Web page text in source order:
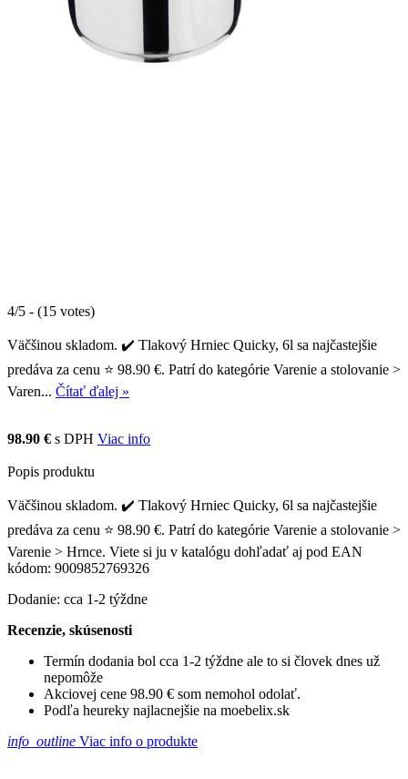
4/5 - (15 votes)
Väčšinou skladom. ✔️ Tlakový Hrniec Quicky, 6l sa najčastejšie
predáva za cenu ⭐ 98.90 €. Patrí do kategórie Varenie a stolovanie >
Varen... Čítať ďalej »
98.90 € s DPH Viac info
Popis produktu
Väčšinou skladom. ✔️ Tlakový Hrniec Quicky, 6l sa najčastejšie
predáva za cenu ⭐ 98.90 €. Patrí do kategórie Varenie a stolovanie >
Varenie > Hrnce. Viete si ju v katalógu dohľadať aj pod EAN
kódom: 9009852769326
Dodanie: cca 1-2 týždne
Recenzie, skúsenosti
Termín dodania bol cca 1-2 týždne ale to si človek dnes už
nepomôže
Akciovej cene 98.90 € som nemohol odolať.
Podľa heureky najlacnejšie na moebelix.sk
info_outline Viac info o produkte